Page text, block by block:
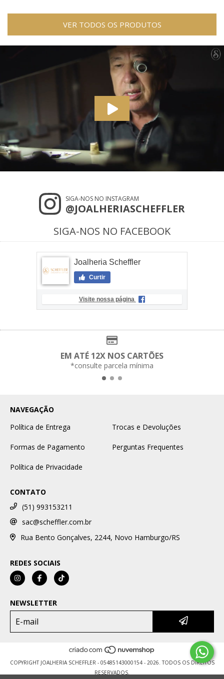
VER TODOS OS PRODUTOS
SIGA-NOS NO INSTAGRAM
@JOALHERIASCHEFFLER
SIGA-NOS NO FACEBOOK
Joalheria Scheffler
Curtir
Visite nossa página
EM ATÉ 12X NOS CARTÕES
*consulte parcela mínima
NAVEGAÇÃO
Política de Entrega
Trocas e Devoluções
Formas de Pagamento Perguntas Frequentes
Política de Privacidade
CONTATO
(51) 993153211
sac@scheffler.com.br
Rua Bento Gonçalves, 2244, Novo Hamburgo/RS
REDES SOCIAIS
NEWSLETTER
COPYRIGHT JOALHERIA SCHEFFLER - 05485143000154 - 2026. TODOS OS DIREITOS
RESERVADOS.